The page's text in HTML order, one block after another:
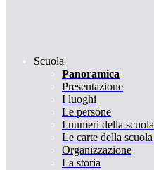
Scuola
Panoramica
Presentazione
I luoghi
Le persone
I numeri della scuola
Le carte della scuola
Organizzazione
La storia